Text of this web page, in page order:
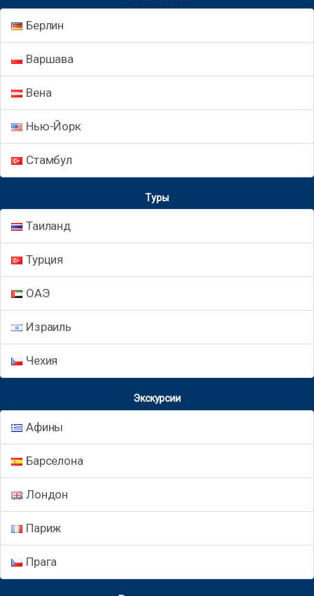
Берлин
Варшава
Вена
Нью-Йорк
Стамбул
Туры
Таиланд
Турция
ОАЭ
Израиль
Чехия
Экскурсии
Афины
Барселона
Лондон
Париж
Прага